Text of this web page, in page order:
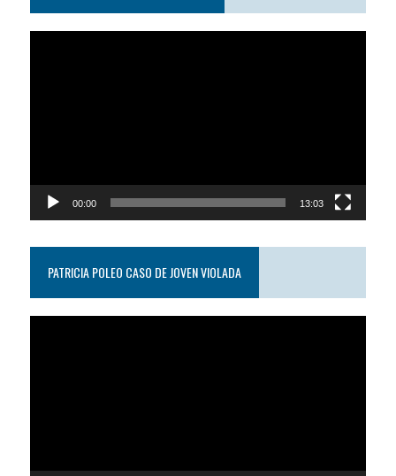
00:00 13:03
PATRICIA POLEO CASO DE JOVEN VIOLADA